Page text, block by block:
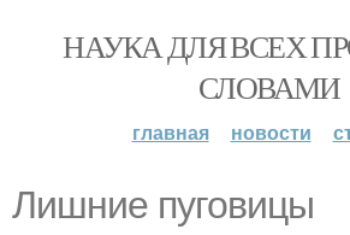
НАУКА ДЛЯ ВСЕХ
СЛОВАМИ
главная новости
Лишние пуговицы